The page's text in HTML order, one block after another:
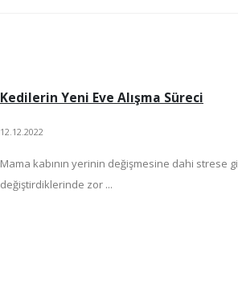
Kedilerin Yeni Eve Alışma Süreci
12.12.2022
Mama kabının yerinin değişmesine dahi strese
değiştirdiklerinde zor ...